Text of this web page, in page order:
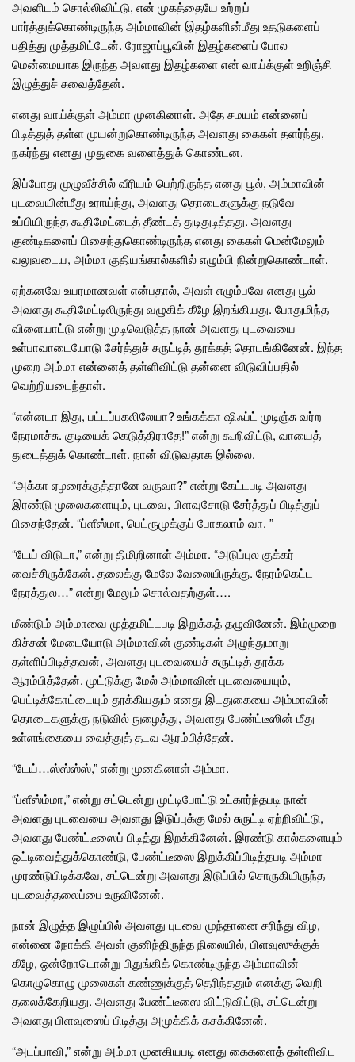
அவளிடம் சொல்லிவிட்டு, என் முகத்தையே உற்றுப்
பார்த்துக்கொண்டிருந்த அம்மாவின் இதழ்களின்மீது உதடுகளைப்
பதித்து முத்தமிட்டேன். ரோஜாப்பூவின் இதழ்களைப் போல
மென்மையாக இருந்த அவளது இதழ்களை என் வாய்க்குள் உறிஞ்சி
இழுத்துச் சுவைத்தேன்.
எனது வாய்க்குள் அம்மா முனகினாள். அதே சமயம் என்னைப்
பிடித்துத் தள்ள முயன்றுகொண்டிருந்த அவளது கைகள் தளர்ந்து,
நகர்ந்து எனது முதுகை வளைத்துக் கொண்டன.
இப்போது முழுவீச்சில் வீரியம் பெற்றிருந்த எனது பூல், அம்மாவின்
புடவையின்மீது உராய்ந்து, அவளது தொடைகளுக்கு நடுவே
உப்பியிருந்த கூதிமேட்டைத் தீண்டத் துடிதுடித்தது. அவளது
குண்டிகளைப் பிசைந்துகொண்டிருந்த எனது கைகள் மென்மேலும்
வலுவடைய, அம்மா குதியங்கால்களில் எழும்பி நின்றுகொண்டாள்.
ஏற்கனவே உயரமானவள் என்பதால், அவள் எழும்பவே எனது பூல்
அவளது கூதிமேட்டிலிருந்து வழுகிக் கீழே இறங்கியது. போதுமிந்த
விளையாட்டு என்று முடிவெடுத்த நான் அவளது புடவையை
உள்பாவாடையோடு சேர்த்துச் சுருட்டித் தூக்கத் தொடங்கினேன். இந்த
முறை அம்மா என்னைத் தள்ளிவிட்டு தன்னை விடுவிப்பதில்
வெற்றியடைந்தாள்.
“என்னடா இது, பட்டப்பகலிலேயா? உங்கக்கா ஷிஃப்ட் முடிஞ்சு வர்ற
நேரமாச்சு. குடியைக் கெடுத்திராதே!” என்று கூறிவிட்டு, வாயைத்
துடைத்துக் கொண்டாள். நான் விடுவதாக இல்லை.
“அக்கா ஏழரைக்குத்தானே வருவா?” என்று கேட்டபடி அவளது
இரண்டு முலைகளையும், புடவை, பிளவுசோடு சேர்த்துப் பிடித்துப்
பிசைந்தேன். “ப்ளீஸ்மா, பெட்ரூமுக்குப் போகலாம் வா. ”
“டேய் விடுடா,” என்று திமிறினாள் அம்மா. “அடுப்புல குக்கர்
வைச்சிருக்கேன். தலைக்கு மேலே வேலையிருக்கு. நேரம்கெட்ட
நேரத்துல…” என்று மேலும் சொல்வதற்குள்….
மீண்டும் அம்மாவை முத்தமிட்டபடி இறுக்கத் தழுவினேன். இம்முறை
கிச்சன் மேடையோடு அம்மாவின் குண்டிகள் அழுந்துமாறு
தள்ளிப்பிடித்தவன், அவளது புடவையைச் சுருட்டித் தூக்க
ஆரம்பித்தேன். முட்டுக்கு மேல் அம்மாவின் புடவையையும்,
பெட்டிக்கோட்டையும் தூக்கியதும் எனது இடதுகையை அம்மாவின்
தொடைகளுக்கு நடுவில் நுழைத்து, அவளது பேண்ட்டீஸின் மீது
உள்ளங்கையை வைத்துத் தடவ ஆரம்பித்தேன்.
“டேய்…ஸ்ஸ்ஸ்ஸ்,” என்று முனகினாள் அம்மா.
“ப்ளீஸ்ம்மா,” என்று சட்டென்று முட்டிபோட்டு உட்கார்ந்தபடி நான்
அவளது புடவையை அவளது இடுப்புக்கு மேல் சுருட்டி ஏற்றிவிட்டு,
அவளது பேண்ட்டீஸைப் பிடித்து இறக்கினேன். இரண்டு கால்களையும்
ஒட்டிவைத்துக்கொண்டு, பேண்ட்டீஸை இறுக்கிப்பிடித்தபடி அம்மா
முரண்டுபிடிக்கவே, சட்டென்று அவளது இடுப்பில் சொருகியிருந்த
புடவைத்தலைப்பை உருவினேன்.
நான் இழுத்த இழுப்பில் அவளது புடவை முந்தானை சரிந்து விழ,
என்னை நோக்கி அவள் குனிந்திருந்த நிலையில், பிளவுஸுக்குக்
கீழே, ஒன்றோடொன்று பிதுங்கிக் கொண்டிருந்த அம்மாவின்
கொழுகொழு முலைகள் கண்ணுக்குத் தெரிந்ததும் எனக்கு வெறி
தலைக்கேறியது. அவளது பேண்ட்டீஸை விட்டுவிட்டு, சட்டென்று
அவளது பிளவுஸைப் பிடித்து அமுக்கிக் கசக்கினேன்.
“அடப்பாவி,” என்று அம்மா முனகியபடி எனது கைகளைத் தள்ளிவிட